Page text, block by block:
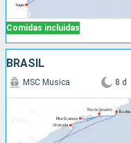
Comidas incluidas
BRASIL
MSC Musica 8 d